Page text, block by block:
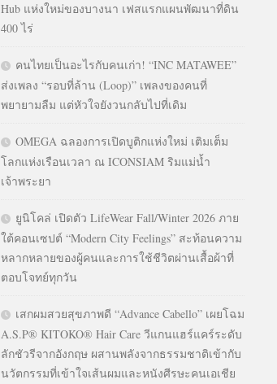
Hub แห่งใหม่ของบางนา เฟสแรกแผนพัฒนาที่ดิน
400 ไร่
คนไทยเป็นอะไรกับคนเก่า! “INC MATAWEE”
ส่งเพลง “รอบที่ล้าน (Loop)” เพลงของคนที่
พยายามลืม แต่หัวใจยังวนกลับไปที่เดิม
OMEGA ฉลองการเปิดบูติกแห่งใหม่ เติมเต็ม
โลกแห่งเรือนเวลา ณ ICONSIAM ริมแม่น้ำ
เจ้าพระยา
ยูนิโคล่ เปิดตัว LifeWear Fall/Winter 2026 ภาย
ใต้คอนเซปต์ “Modern City Feelings” สะท้อนความ
หลากหลายของผู้คนและการใช้ชีวิตผ่านเสื้อผ้าที่
ตอบโจทย์ทุกวัน
เสกผมสวยสุขภาพดี “Advance Cabello” เผยโฉม
A.S.P® KITOKO® Hair Care วีแกนแฮร์แคร์ระดับ
ลักชัวรีจากอังกฤษ ผสานพลังจากธรรมชาติเข้ากับ
นวัตกรรมที่เข้าใจเส้นผมและหนังศีรษะคนเอเชีย